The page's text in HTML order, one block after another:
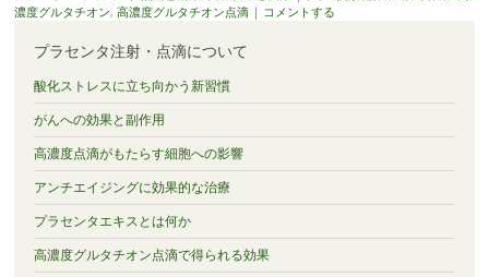
濃度グルタチオン, 高濃度グルタチオン点滴 | コメントする
プラセンタ注射・点滴について
酸化ストレスに立ち向かう新習慣
がんへの効果と副作用
高濃度点滴がもたらす細胞への影響
アンチエイジングに効果的な治療
プラセンタエキスとは何か
高濃度グルタチオン点滴で得られる効果